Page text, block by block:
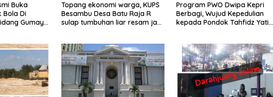
Buka
Bola Di
Gumay
Topang ekonomi warga, KUPS
Besambu Desa Batu Raja R
sulap tumbuhan liar resam jadi
Program PWO Dwipa Kepri
Berbagi, Wujud Kepedulian
kepada Pondok Tahfidz Yatim